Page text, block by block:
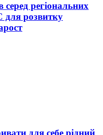
серед регіональних
для розвитку